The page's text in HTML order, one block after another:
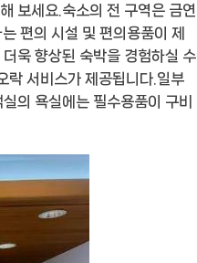
보세요.숙소의 전 구역은 금연
편의 시설 및 편의용품이 제
욱 향상된 숙박을 경험하실 수
락 서비스가 제공됩니다.일부
의 욕실에는 필수용품이 구비